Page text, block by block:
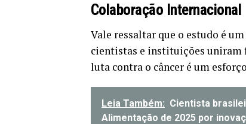
Colaboração Internacional
Vale ressaltar que o estudo é
cientistas e instituições uniram
luta contra o câncer é um
Leia Também: Cientista
Alimentação de 2025 por